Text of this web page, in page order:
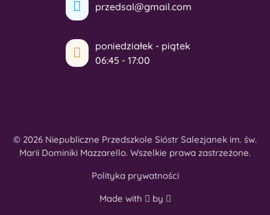
przedsal@gmail.com
poniedziałek - piątek
06:45 - 17:00
© 2026 Niepubliczne Przedszkole Sióstr Salezjanek im. św.
Marii Dominiki Mazzarello. Wszelkie prawa zastrzeżone.
Polityka prywatności
Made with
by